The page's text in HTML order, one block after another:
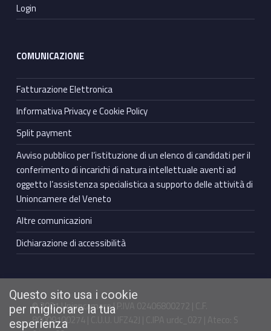
Login
COMUNICAZIONE
Fatturazione Elettronica
Informativa Privacy e Cookie Policy
Split payment
Avviso pubblico per l’istituzione di un elenco di candidati per il
conferimento di incarichi di natura intellettuale aventi ad
oggetto l’assistenza specialistica a supporto delle attività di
Unioncamere del Veneto
Altre comunicazioni
Dichiarazione di accessibilità
© 2021 Unioncamere | P.IVA 02406800272 | C.F.
80009100274 | C.U.U. UFZ42J | C.IPA urdc_027 | Ateco: S
Questo sito usa i cookie
per migliorare la tua
esperienza